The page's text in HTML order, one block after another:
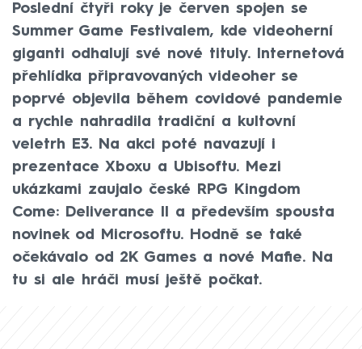
Poslední čtyři roky je červen spojen se
Summer Game Festivalem, kde videoherní
giganti odhalují své nové tituly. Internetová
přehlídka připravovaných videoher se
poprvé objevila během covidové pandemie
a rychle nahradila tradiční a kultovní
veletrh E3. Na akci poté navazují i
prezentace Xboxu a Ubisoftu. Mezi
ukázkami zaujalo české RPG Kingdom
Come: Deliverance II a především spousta
novinek od Microsoftu. Hodně se také
očekávalo od 2K Games a nové Mafie. Na
tu si ale hráči musí ještě počkat.